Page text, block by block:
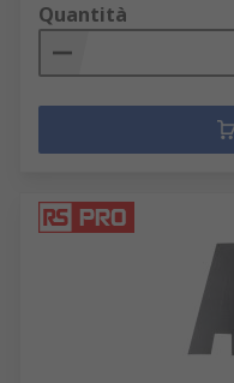
Quantità